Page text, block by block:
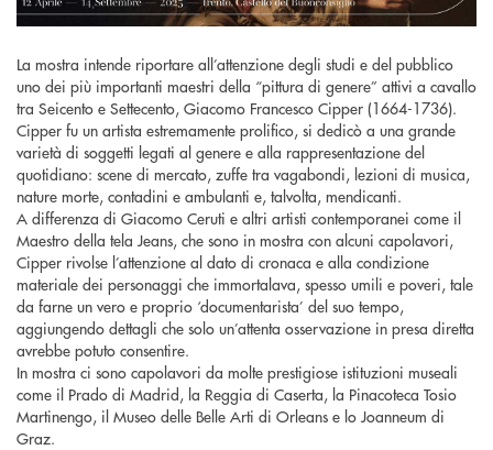
La mostra intende riportare all’attenzione degli studi e del pubblico
uno dei più importanti maestri della “pittura di genere” attivi a cavallo
tra Seicento e Settecento, Giacomo Francesco Cipper (1664-1736).
Cipper fu un artista estremamente prolifico, si dedicò a una grande
varietà di soggetti legati al genere e alla rappresentazione del
quotidiano: scene di mercato, zuffe tra vagabondi, lezioni di musica,
nature morte, contadini e ambulanti e, talvolta, mendicanti.
A differenza di Giacomo Ceruti e altri artisti contemporanei come il
Maestro della tela Jeans, che sono in mostra con alcuni capolavori,
Cipper rivolse l’attenzione al dato di cronaca e alla condizione
materiale dei personaggi che immortalava, spesso umili e poveri, tale
da farne un vero e proprio ‘documentarista’ del suo tempo,
aggiungendo dettagli che solo un’attenta osservazione in presa diretta
avrebbe potuto consentire.
In mostra ci sono capolavori da molte prestigiose istituzioni museali
come il Prado di Madrid, la Reggia di Caserta, la Pinacoteca Tosio
Martinengo, il Museo delle Belle Arti di Orleans e lo Joanneum di
Graz.